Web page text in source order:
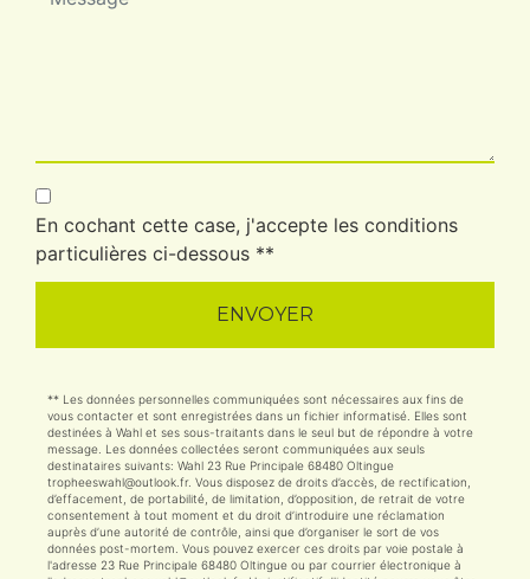
En cochant cette case, j'accepte les conditions
particulières ci-dessous **
ENVOYER
** Les données personnelles communiquées sont nécessaires aux fins de
vous contacter et sont enregistrées dans un fichier informatisé. Elles sont
destinées à Wahl et ses sous-traitants dans le seul but de répondre à votre
message. Les données collectées seront communiquées aux seuls
destinataires suivants: Wahl 23 Rue Principale 68480 Oltingue
tropheeswahl@outlook.fr. Vous disposez de droits d’accès, de rectification,
d’effacement, de portabilité, de limitation, d’opposition, de retrait de votre
consentement à tout moment et du droit d’introduire une réclamation
auprès d’une autorité de contrôle, ainsi que d’organiser le sort de vos
données post-mortem. Vous pouvez exercer ces droits par voie postale à
l'adresse 23 Rue Principale 68480 Oltingue ou par courrier électronique à